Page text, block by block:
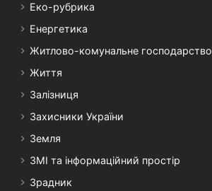
Еко-рубрика
Енергетика
Житлово-комунальне господарство
Життя
Залізниця
Захисники України
Земля
ЗМІ та інформаційний простір
Зрадник